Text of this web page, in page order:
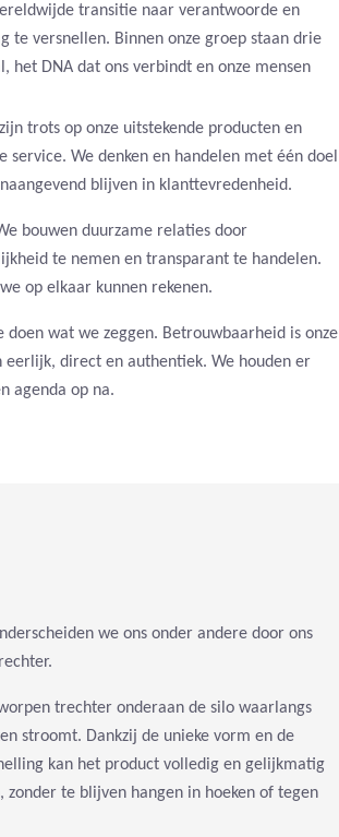
transitie naar verantwoorde en
te versnellen. Binnen onze groep staan drie
het DNA dat ons verbindt en onze mensen
trots op onze uitstekende producten en
service. We denken en handelen met één doel
blijven in klanttevredenheid.
bouwen duurzame relaties door
te nemen en transparant te handelen.
op elkaar kunnen rekenen.
doen wat we zeggen. Betrouwbaarheid is onze
eerlijk, direct en authentiek. We houden er
agenda op na.
we ons onder andere door ons
trechter onderaan de silo waarlangs
stroomt. Dankzij de unieke vorm en de
kan het product volledig en gelijkmatig
zonder te blijven hangen in hoeken of tegen